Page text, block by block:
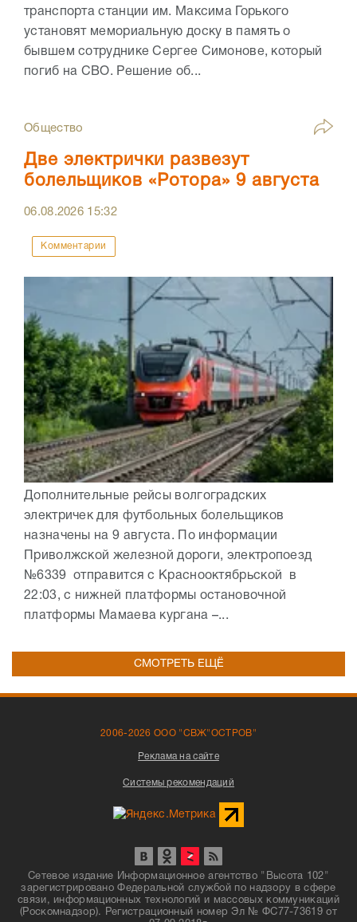
транспорта станции им. Максима Горького
установят мемориальную доску в память о
бывшем сотруднике Сергее Симонове, который
погиб на СВО. Решение об...
Общество
Две электрички развезут
болельщиков «Ротора» 9 августа
06.08.2026 15:32
Комментарии
Дополнительные рейсы волгоградских
электричек для футбольных болельщиков
назначены на 9 августа. По информации
Приволжской железной дороги, электропоезд
№6339 отправится с Краснооктябрьской в
22:03, с нижней платформы остановочной
платформы Мамаева кургана –...
СМОТРЕТЬ ЕЩЁ
2006-2026 ООО "СВЖ"ОСТРОВ"
Реклама на сайте
Системы рекомендаций
Сетевое издание Информационное агентство "Высота 102"
зарегистрировано Федеральной службой по надзору в сфере
связи, информационных технологий и массовых коммуникаций
(Роскомнадзор). Регистрационный номер Эл № ФС77-73619 от